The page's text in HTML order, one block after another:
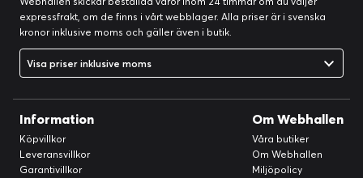
expressfrakt, om de finns i vårt webblager. Alla priser är i svenska
kronor inklusive moms och gäller även i butik.
Visa priser inklusive moms
Information
Köpvillkor
Leveransvillkor
Garantivillkor
Om Webhallen
Våra butiker
Om Webhallen
Miljöpolicy